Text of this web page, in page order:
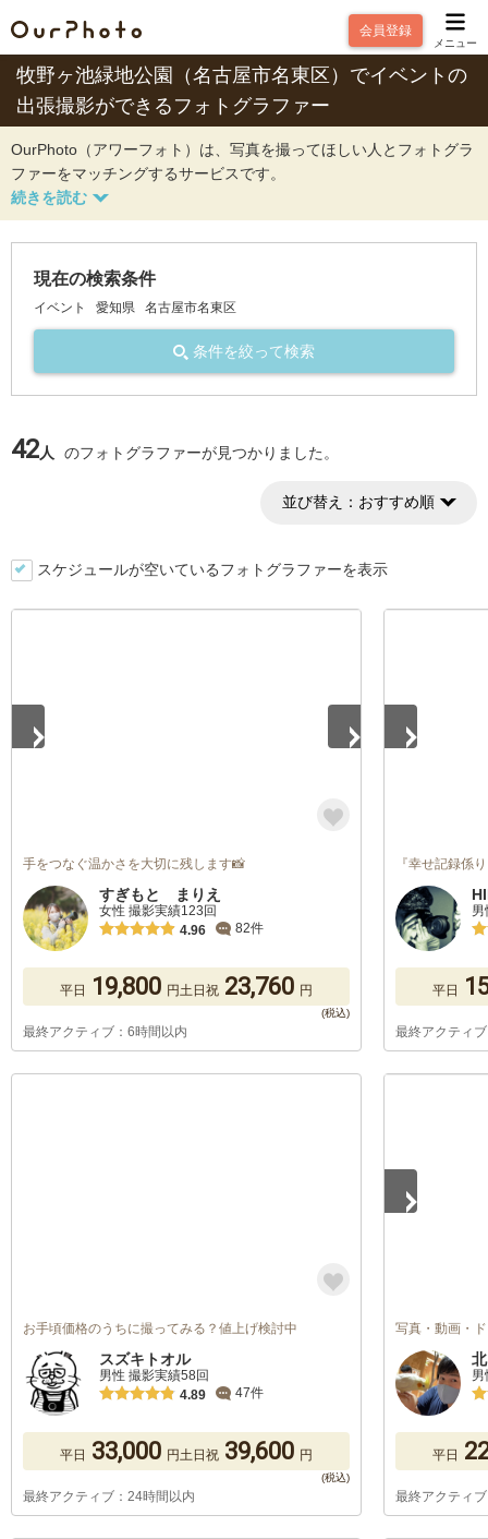
会員登録
メニュー
牧野ヶ池緑地公園（名古屋市名東区）でイベントの
出張撮影ができるフォトグラファー
OurPhoto（アワーフォト）は、写真を撮ってほしい人とフォトグラ
ファーをマッチングするサービスです。
現在の検索条件
イベント 愛知県 名古屋市名東区
条件を絞って検索
42人 のフォトグラファーが見つかりました。
並び替え： おすすめ順
スケジュールが空いているフォトグラファーを表示
手をつなぐ温かさを大切に残します📸
すぎもと まりえ
女性 撮影実績123回
4.96
82件
平日 19,800 円土日祝 23,760 円
最終アクティブ：6時間以内
『幸せ記録係
平日
最終アクティ
お手頃価格のうちに撮ってみる？値上げ検討中
スズキトオル
男性 撮影実績58回
4.89
47件
平日 33,000 円土日祝 39,600 円
最終アクティブ：24時間以内
写真・動画・
平日
最終アクティ